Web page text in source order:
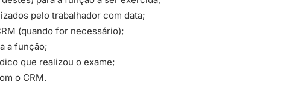
pelo trabalhador com data;
(quando for necessário);
a função;
que realizou o exame;
o CRM.